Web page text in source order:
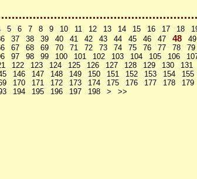
5 6 7 8 9 10 11 12 13 14 15 16 17 18
37 38 39 40 41 42 43 44 45 46 47 48 49
67 68 69 70 71 72 73 74 75 76 77 78 79
97 98 99 100 101 102 103 104 105 106
122 123 124 125 126 127 128 129 130 131
146 147 148 149 150 151 152 153 154 155
170 171 172 173 174 175 176 177 178 179
194 195 196 197 198 >
>>